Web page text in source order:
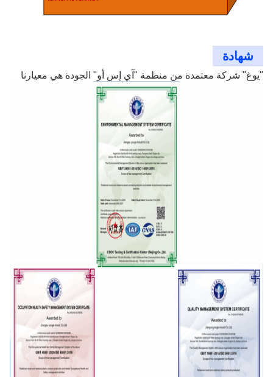
شهادة
"يوغ" شركة معتمدة من منظمة "آي إس أو" الجودة هي معيارنا